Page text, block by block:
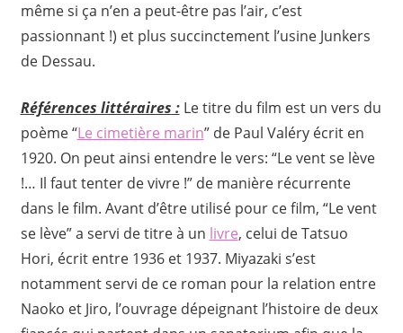
même si ça n’en a peut-être pas l’air, c’est
passionnant !) et plus succinctement l’usine Junkers
de Dessau.
Références littéraires :Le titre du film est un vers du
poème “Le cimetière marin” de Paul Valéry écrit en
1920. On peut ainsi entendre le vers: “Le vent se lève
!… Il faut tenter de vivre !” de manière récurrente
dans le film. Avant d’être utilisé pour ce film, “Le vent
se lève” a servi de titre à un livre, celui de Tatsuo
Hori, écrit entre 1936 et 1937. Miyazaki s’est
notamment servi de ce roman pour la relation entre
Naoko et Jiro, l’ouvrage dépeignant l’histoire de deux